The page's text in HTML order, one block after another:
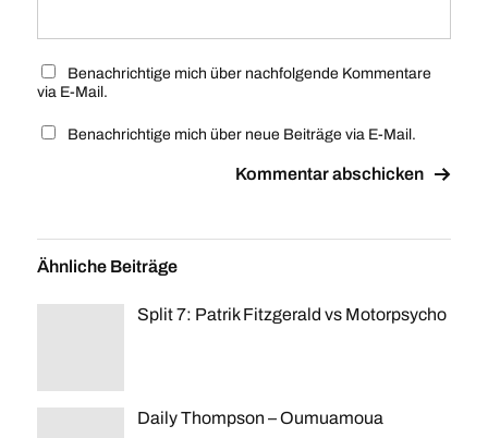
Benachrichtige mich über nachfolgende Kommentare
via E-Mail.
Benachrichtige mich über neue Beiträge via E-Mail.
Ähnliche Beiträge
Split 7: Patrik Fitzgerald vs Motorpsycho
Daily Thompson – Oumuamoua